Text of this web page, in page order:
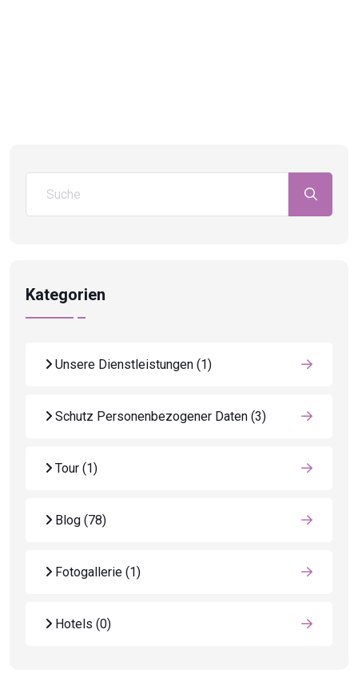
Kategorien
Unsere Dienstleistungen (1)
Schutz Personenbezogener Daten (3)
Tour (1)
Blog (78)
Fotogallerie (1)
Hotels (0)